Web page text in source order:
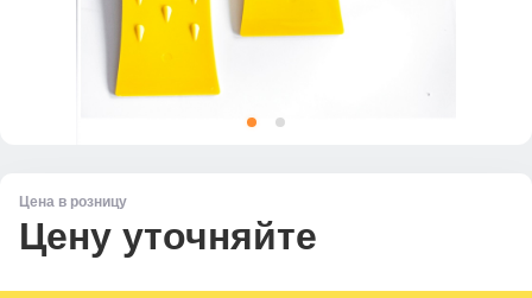
Цена в розницу
Цену уточняйте